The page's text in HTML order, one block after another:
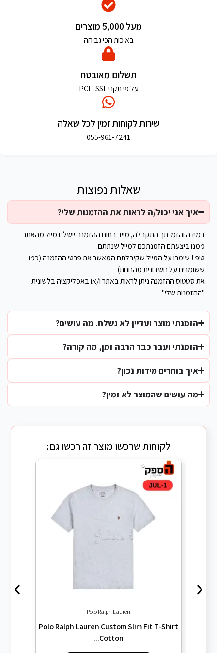
איך אני יכול/ה לראות את ההזמנות שלי?
במידה והזמנתך התקבלה, מייד בתום ההזמנה יישלח מייל מהאתר
ממנו ביצעתם הזמנתכם למייל שנתתם.
טיפ ! שימרו על המייל שקיבלתם המאשר את פרטי ההזמנה (כמו
ששומרים על חשבונית מהחנות)
את סטטוס ההזמנה ניתן לראות באתר ו/או באפליקציה בלשונית
"ההזמנות שלי"
הזמנתי מוצר ועדיין לא נשלח. מה עושים?
הזמנתי ועבר כבר הרבה זמן, מה קורה?
איך בוחרים מידות נכון?
מה עושים שהמוצר לא זמין?
שאלות נפוצות
מעל 5,000 מוצרים
באיכות הכי גבוהה
תשלום מאובטח
על פי תקני SSL ו-PCI
שירות לקוחות זמין לכל שאלה
055-961-7241
לקוחות שרכשו מוצר זה רכשו גם:
Polo Ralph Lauren
Polo Ralph Lauren Custom Slim Fit T-Shirt
Cotton...